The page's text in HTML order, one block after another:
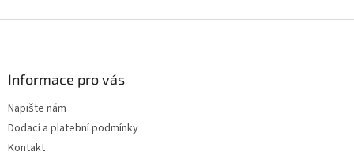
Informace pro vás
Napište nám
Dodací a platební podmínky
Kontakt